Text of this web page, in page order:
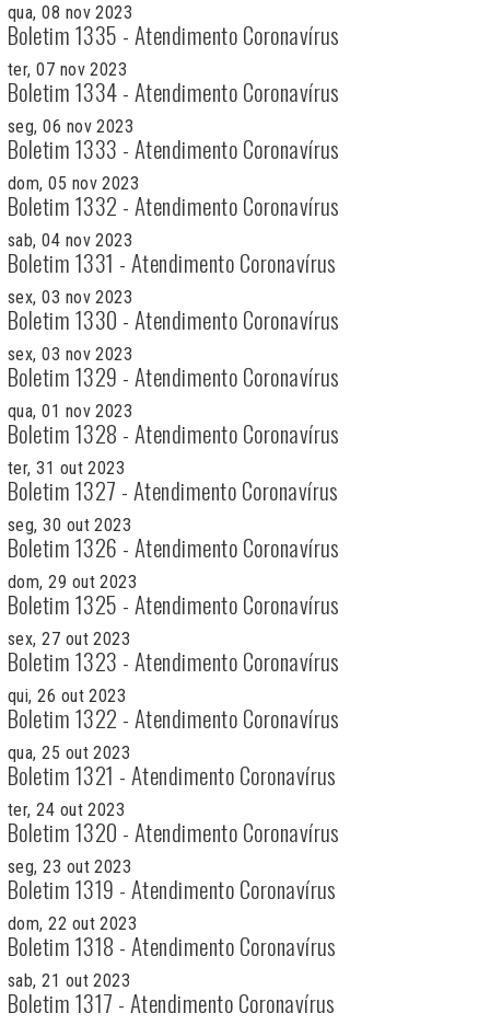
qua, 08 nov 2023
Boletim 1335 - Atendimento Coronavírus
ter, 07 nov 2023
Boletim 1334 - Atendimento Coronavírus
seg, 06 nov 2023
Boletim 1333 - Atendimento Coronavírus
dom, 05 nov 2023
Boletim 1332 - Atendimento Coronavírus
sab, 04 nov 2023
Boletim 1331 - Atendimento Coronavírus
sex, 03 nov 2023
Boletim 1330 - Atendimento Coronavírus
sex, 03 nov 2023
Boletim 1329 - Atendimento Coronavírus
qua, 01 nov 2023
Boletim 1328 - Atendimento Coronavírus
ter, 31 out 2023
Boletim 1327 - Atendimento Coronavírus
seg, 30 out 2023
Boletim 1326 - Atendimento Coronavírus
dom, 29 out 2023
Boletim 1325 - Atendimento Coronavírus
sex, 27 out 2023
Boletim 1323 - Atendimento Coronavírus
qui, 26 out 2023
Boletim 1322 - Atendimento Coronavírus
qua, 25 out 2023
Boletim 1321 - Atendimento Coronavírus
ter, 24 out 2023
Boletim 1320 - Atendimento Coronavírus
seg, 23 out 2023
Boletim 1319 - Atendimento Coronavírus
dom, 22 out 2023
Boletim 1318 - Atendimento Coronavírus
sab, 21 out 2023
Boletim 1317 - Atendimento Coronavírus